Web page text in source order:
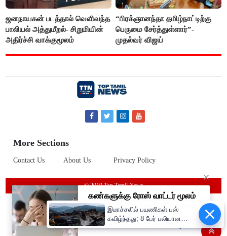
ஜனநாயகன் படத்தால் வெளிவந்த
பாலியல் அத்துமீறல்- சிறுமியின்
அதிர்ச்சி வாக்குமூலம்
“பிரக்ஞானந்தா தமிழ்நாட்டிற்கு
பெருமை சேர்த்துள்ளார்”-
முதல்வர் விஜய்
More Sections
Contact Us About Us Privacy Policy
© 2019 Top Tamil News
இமாச்சலில் பயணிகள் பஸ்
கவிழ்ந்தது; 8 பேர் பலியான
சோகம்..!! பிரதமர் மோடி